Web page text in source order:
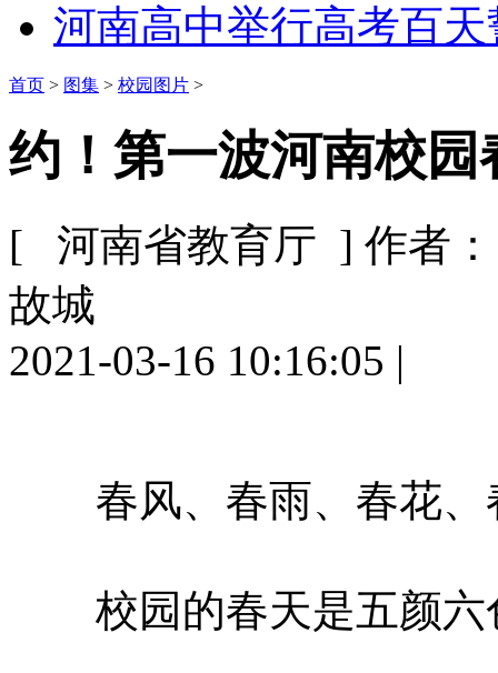
河南高中举行高考百
首页 > 图集 > 校园图片 >
约！第一波河南校
[ 河南省教育厅 ] 作者：
故城
2021-03-16 10:16:05 |
春风、春雨、春花、
校园的春天是五颜六